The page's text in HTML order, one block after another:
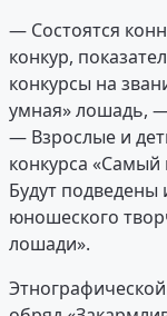
— Состоятся
конкур,
конкурсы на
умная» лошадь, —
— Взрослые и
конкурса
Будут подведены
юношеского
лошади».